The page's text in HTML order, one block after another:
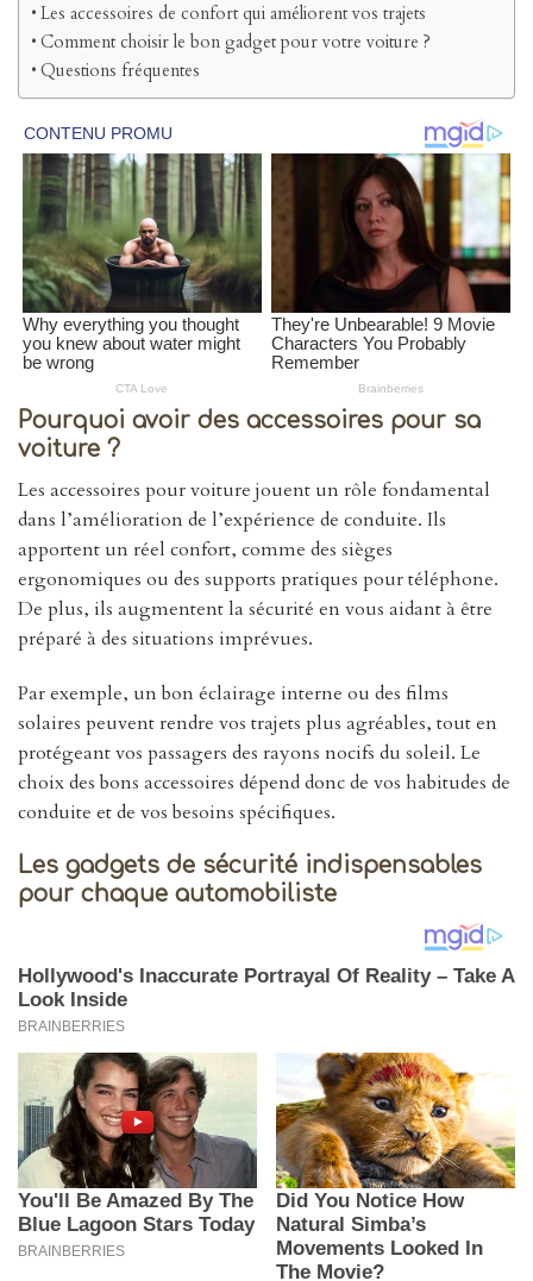
Les accessoires de confort qui améliorent vos trajets
Comment choisir le bon gadget pour votre voiture ?
Questions fréquentes
Pourquoi avoir des accessoires pour sa
voiture ?
Les accessoires pour voiture jouent un rôle fondamental
dans l’amélioration de l’expérience de conduite. Ils
apportent un réel confort, comme des sièges
ergonomiques ou des supports pratiques pour téléphone.
De plus, ils augmentent la sécurité en vous aidant à être
préparé à des situations imprévues.
Par exemple, un bon éclairage interne ou des films
solaires peuvent rendre vos trajets plus agréables, tout en
protégeant vos passagers des rayons nocifs du soleil. Le
choix des bons accessoires dépend donc de vos habitudes de
conduite et de vos besoins spécifiques.
Les gadgets de sécurité indispensables
pour chaque automobiliste